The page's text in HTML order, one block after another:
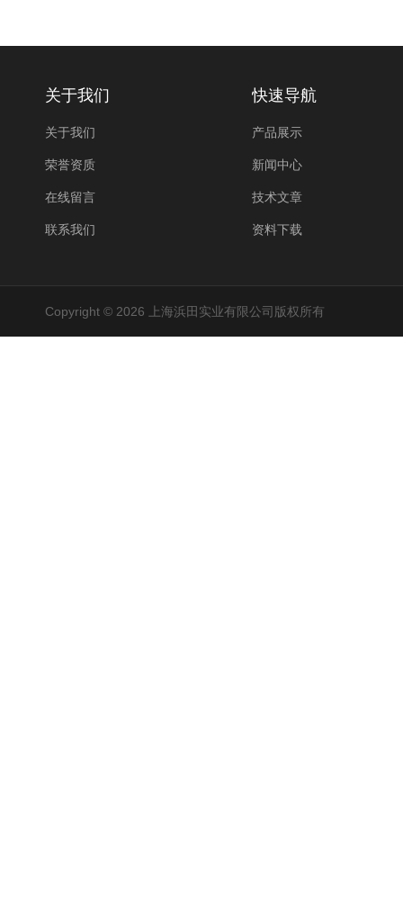
关于我们
关于我们
荣誉资质
在线留言
联系我们
快速导航
产品展示
新闻中心
技术文章
资料下载
Copyright © 2026 上海浜田实业有限公司版权所有